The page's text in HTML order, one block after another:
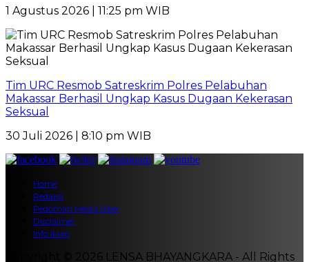
1 Agustus 2026 | 11:25 pm WIB
Tim URC Resmob Satreskrim Polres Pelabuhan
Makassar Berhasil Ungkap Kasus Dugaan Kekerasan
Seksual
30 Juli 2026 | 8:10 pm WIB
Home
Redaksi
Pedoman Media Siber
Disclaimer
Info Iklan
Copyright © 2026 LENSA BHAYANGKARA - All Rights